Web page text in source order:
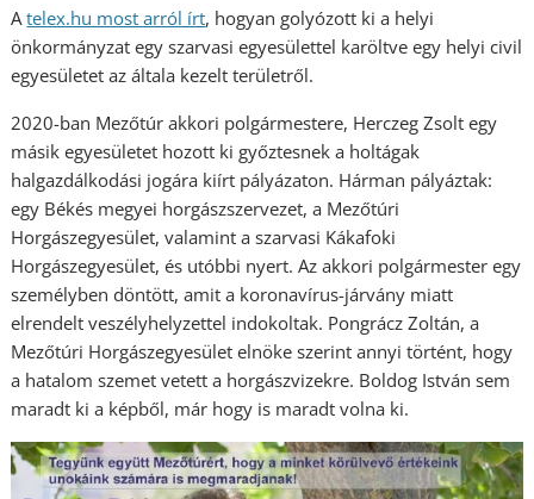
Atelex.hu most arról írt, hogyan golyózott ki a helyi
önkormányzat egy szarvasi egyesülettel karöltve egy helyi civil
egyesületet az általa kezelt területről.
2020-ban Mezőtúr akkori polgármestere, Herczeg Zsolt egy
másik egyesületet hozott ki győztesnek a holtágak
halgazdálkodási jogára kiírt pályázaton. Hárman pályáztak:
egy Békés megyei horgászszervezet, a Mezőtúri
Horgászegyesület, valamint a szarvasi Kákafoki
Horgászegyesület, és utóbbi nyert. Az akkori polgármester egy
személyben döntött, amit a koronavírus-járvány miatt
elrendelt veszélyhelyzettel indokoltak. Pongrácz Zoltán, a
Mezőtúri Horgászegyesület elnöke szerint annyi történt, hogy
a hatalom szemet vetett a horgászvizekre. Boldog István sem
maradt ki a képből, már hogy is maradt volna ki.